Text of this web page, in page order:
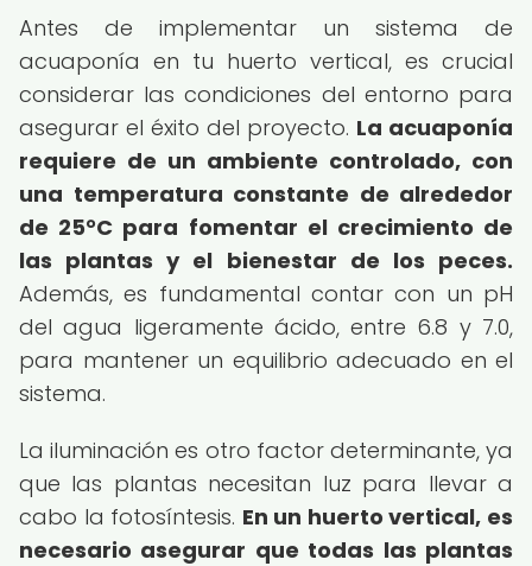
Antes de implementar un sistema de
acuaponía en tu huerto vertical, es crucial
considerar las condiciones del entorno para
asegurar el éxito del proyecto. La acuaponía
requiere de un ambiente controlado, con
una temperatura constante de alrededor
de 25°C para fomentar el crecimiento de
las plantas y el bienestar de los peces.
Además, es fundamental contar con un pH
del agua ligeramente ácido, entre 6.8 y 7.0,
para mantener un equilibrio adecuado en el
sistema.
La iluminación es otro factor determinante, ya
que las plantas necesitan luz para llevar a
cabo la fotosíntesis. En un huerto vertical, es
necesario asegurar que todas las plantas